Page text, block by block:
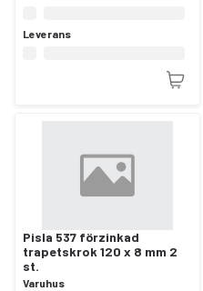
Leverans
Pisla 537 förzinkad
trapetskrok 120 x 8 mm 2
st.
Varuhus